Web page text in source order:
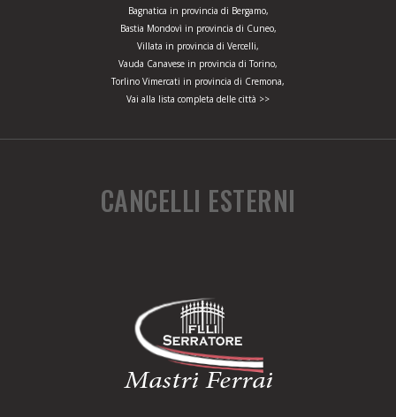
Bagnatica in provincia di Bergamo,
Bastia Mondovì in provincia di Cuneo,
Villata in provincia di Vercelli,
Vauda Canavese in provincia di Torino,
Torlino Vimercati in provincia di Cremona,
Vai alla lista completa delle città >>
CANCELLI ESTERNI